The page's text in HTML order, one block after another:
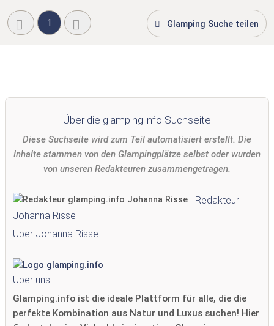
1 Glamping Suche teilen
Über die glamping.info Suchseite
Diese Suchseite wird zum Teil automatisiert erstellt. Die
Inhalte stammen von den Glampingplätze selbst oder wurden
von unseren Redakteuren zusammengetragen.
Redakteur:
Johanna Risse
Über Johanna Risse
Über uns
Glamping.info ist die ideale Plattform für alle, die die
perfekte Kombination aus Natur und Luxus suchen! Hier